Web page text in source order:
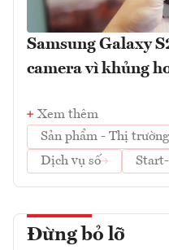
Samsung Galaxy
camera vì khủng
Xem thêm
Sản phẩm - Thị trường
Dịch vụ số
Đừng bỏ lỡ